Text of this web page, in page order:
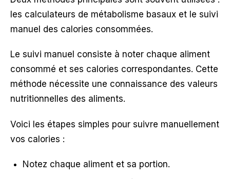
les calculateurs de métabolisme basaux et le suivi
manuel des calories consommées.
Le suivi manuel consiste à noter chaque aliment
consommé et ses calories correspondantes. Cette
méthode nécessite une connaissance des valeurs
nutritionnelles des aliments.
Voici les étapes simples pour suivre manuellement
vos calories :
Notez chaque aliment et sa portion.